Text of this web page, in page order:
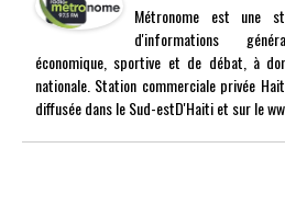
Métronome est une
d'informations
économique, sportive et de débat, à
nationale. Station commerciale privée
diffusée dans le Sud-estD'Haiti et sur le